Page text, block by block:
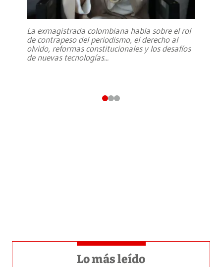
La exmagistrada colombiana habla sobre el rol
de contrapeso del periodismo, el derecho al
olvido, reformas constitucionales y los desafíos
de nuevas tecnologías...
Lo más leído